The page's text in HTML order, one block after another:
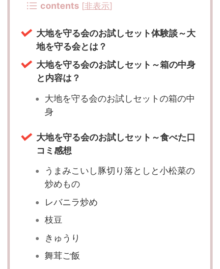
contents [非表示]
大地を守る会のお試しセット体験談～大
地を守る会とは？
大地を守る会のお試しセット～箱の中身
と内容は？
大地を守る会のお試しセットの箱の中
身
大地を守る会のお試しセット～食べた口
コミ感想
うまみこいし豚切り落としと小松菜の
炒めもの
レバニラ炒め
枝豆
きゅうり
舞茸ご飯